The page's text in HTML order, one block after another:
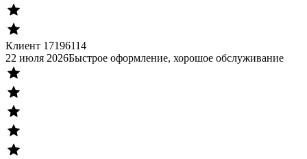
Клиент 17196114
22 июля 2026Быстрое оформление, хорошое обслуживание